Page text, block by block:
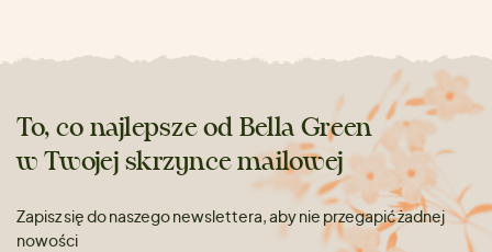
To, co najlepsze od Bella Green
w Twojej skrzynce mailowej
Zapisz się do naszego newslettera, aby nie przegapić żadnej
nowości